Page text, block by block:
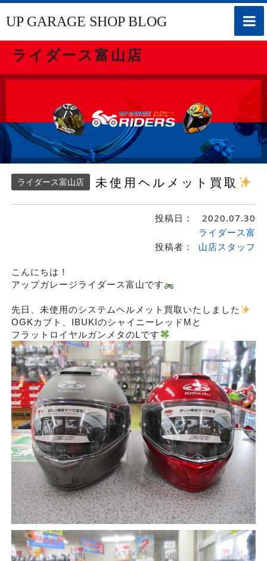
toggle
UP GARAGE SHOP BLOG
ライダース富山店
ライダース富山店 未使用ヘルメット買取
投稿日： 2020.07.30
投稿者：
ライダース富
山店スタッフ
こんにちは！
アップガレージライダース富山です
先日、未使用のシステムヘルメット買取いたしました
OGKカブト、IBUKIのシャイニーレッドMと
フラットロイヤルガンメタのLです